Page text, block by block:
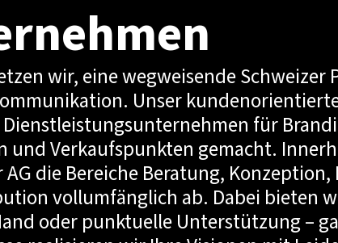
wir, eine wegweisende
Unser
für
und Verkaufspunkten gemacht.
die Bereiche Beratung,
vollumfänglich ab. Dabei bieten
oder punktuelle Unterstützung –